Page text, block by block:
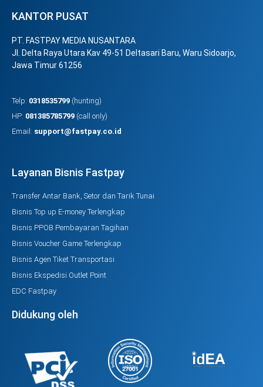
KANTOR PUSAT
PT. FASTPAY MEDIA NUSANTARA
Jl. Delta Raya Utara Kav 49-51 Deltasari Baru, Waru Sidoarjo,
Jawa Timur 61256
Telp: 0318535799 (hunting)
HP: 081385785799 (call only)
Email: support@fastpay.co.id
Layanan Bisnis Fastpay
Transfer Antar Bank, Setor dan Tarik Tunai
Bisnis Top up E-money Terlengkap
Bisnis PPOB Pembayaran Tagihan
Bisnis Voucher Game Terlengkap
Bisnis Agen Tiket Transportasi
Bisnis Ekspedisi Outlet Point
EDC Fastpay
Didukung oleh